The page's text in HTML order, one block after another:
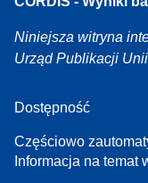
Niniejsza witryna
Urząd Publikacji
Dostępność
Częściowo
Informacja na temat